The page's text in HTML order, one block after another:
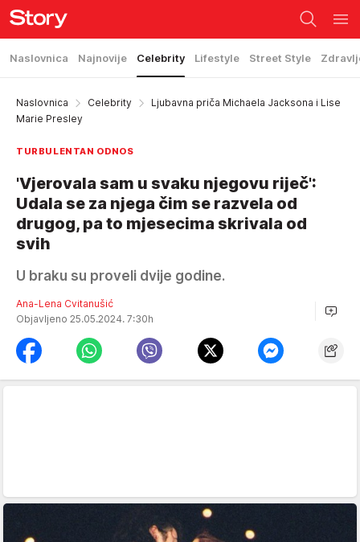
Naslovnica Najnovije Celebrity Lifestyle Street Style
Naslovnica Celebrity
Ljubavna priča Michaela Jacksona i Lise
Marie Presley
TURBULENTAN ODNOS
'Vjerovala sam u svaku njegovu riječ':
Udala se za njega čim se razvela od
drugog, pa to mjesecima skrivala od
svih
U braku su proveli dvije godine.
Ana-Lena Cvitanušić
Objavljeno 25.05.2024. 7:30h